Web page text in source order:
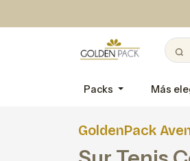
Packs Más
GoldenPack